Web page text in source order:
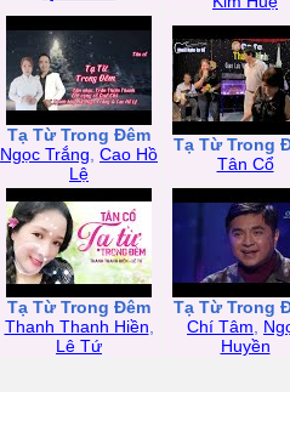
Tạ Từ Trong Đêm
Ngọc Trắng Cao Hồ
Lệ
Tạ Từ Trong
Tân Cổ
Tạ Từ Trong Đêm
Thanh Thanh Hiền
Lê Tứ
Tạ Từ Trong
Chí Tâm
Huyền